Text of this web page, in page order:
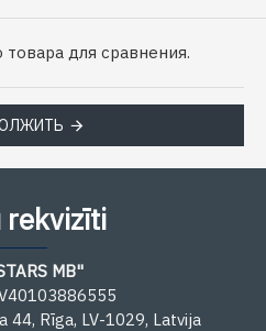
для сравнения.
rekvizīti
MB"
44, Rīga, LV-1029, Latvija